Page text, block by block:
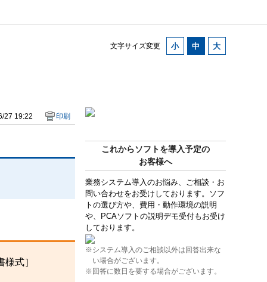
文字サイズ変更
これからソフトを導入予定の
お客様へ
業務システム導入のお悩み、ご相談・お
問い合わせをお受けしております。ソフ
トの選び方や、費用・動作環境の説明
や、PCAソフトの説明デモ受付もお受け
しております。
※システム導入のご相談以外は回答出来な
い場合がございます。
※回答に数日を要する場合がございます。
27 19:22 印刷
式］